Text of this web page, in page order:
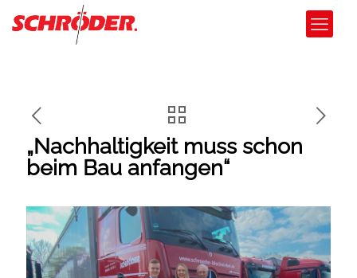
„Nachhaltigkeit muss schon
beim Bau anfangen“